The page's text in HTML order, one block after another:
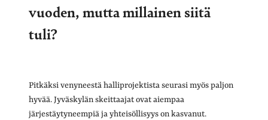
vuoden, mutta millainen siitä
tuli?
Pitkäksi venyneestä halliprojektista seurasi myös paljon
hyvää. Jyväskylän skeittaajat ovat aiempaa
järjestäytyneempiä ja yhteisöllisyys on kasvanut.